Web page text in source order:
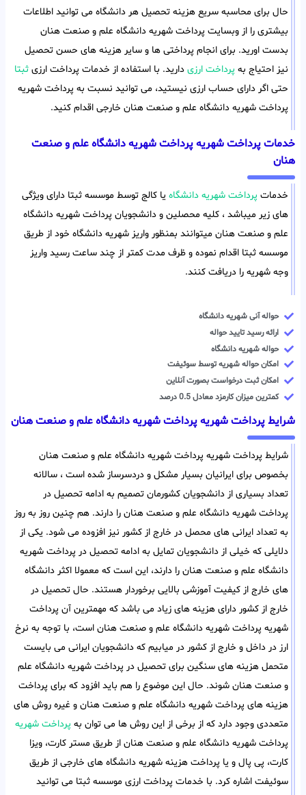
حال برای محاسبه سریع هزینه تحصیل هر دانشگاه می توانید اطلاعات
بیشتری را از وبسایت پرداخت شهریه دانشگاه علم و صنعت هنان
بدست اورید. برای انجام پرداختی ها و سایر هزینه های حسن تحصیل
نیز احتیاج به پرداخت ارزی دارید. با استفاده از خدمات پرداخت ارزی ثبتا
حتی اگر دارای حساب ارزی نیستید، می توانید نسبت به پرداخت شهریه
پرداخت شهریه دانشگاه علم و صنعت هنان خارجی اقدام کنید.
خدمات پرداخت شهریه پرداخت شهریه دانشگاه علم و صنعت
هنان
خدمات پرداخت شهریه دانشگاه یا کالج توسط موسسه ثبتا دارای ویژگی
های زیر میباشد ، کلیه محصلین و دانشجویان پرداخت شهریه دانشگاه
علم و صنعت هنان میتوانند بمنظور واریز شهریه دانشگاه خود از طریق
موسسه ثبتا اقدام نموده و ظرف مدت کمتر از چند ساعت رسید واریز
وجه شهریه را دریافت کنند.
حواله آنی شهریه دانشگاه
ارائه رسید تایید حواله
حواله شهریه دانشگاه
امکان حواله شهریه توسط سوئیفت
امکان ثبت درخواست بصورت آنلاین
کمترین میزان کارمزد معادل 0.5 درصد
شرایط پرداخت شهریه پرداخت شهریه دانشگاه علم و صنعت هنان
شرایط پرداخت شهریه پرداخت شهریه دانشگاه علم و صنعت هنان
بخصوص برای ایرانیان بسیار مشکل و دردسرساز شده است ، سالانه
تعداد بسیاری از دانشجویان کشورمان تصمیم به ادامه تحصیل در
پرداخت شهریه دانشگاه علم و صنعت هنان را دارند. هم چنین روز به روز
به تعداد ایرانی های محصل در خارج از کشور نیز افزوده می شود. یکی از
دلایلی که خیلی از دانشجویان تمایل به ادامه تحصیل در پرداخت شهریه
دانشگاه علم و صنعت هنان را دارند، این است که معمولا اکثر دانشگاه
های خارج از کیفیت آموزشی بالایی برخوردار هستند. حال تحصیل در
خارج از کشور دارای هزینه های زیاد می باشد که مهمترین آن پرداخت
شهریه پرداخت شهریه دانشگاه علم و صنعت هنان است، با توجه به نرخ
ارز در داخل و خارج از کشور در میابیم که دانشجویان ایرانی می بایست
متحمل هزینه های سنگین برای تحصیل در پرداخت شهریه دانشگاه علم
و صنعت هنان شوند. حال این موضوع را هم باید افزود که برای پرداخت
هزینه های پرداخت شهریه دانشگاه علم و صنعت هنان و غیره روش های
متعددی وجود دارد که از برخی از این روش ها می توان به پرداخت شهریه
پرداخت شهریه دانشگاه علم و صنعت هنان از طریق مستر کارت، ویزا
کارت، پی پال و یا پرداخت هزینه شهریه دانشگاه های خارجی از طریق
سوئیفت اشاره کرد. با خدمات پرداخت ارزی موسسه ثبتا می توانید